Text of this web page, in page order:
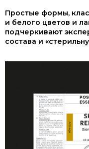
Простые формы,
и белого цветов и
подчеркивают
состава и